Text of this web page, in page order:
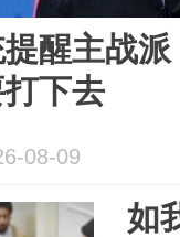
醒主战
下去
08-09
如